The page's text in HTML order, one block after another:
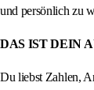
und persönlich zu
DAS IST DEIN
Du liebst Zahlen,